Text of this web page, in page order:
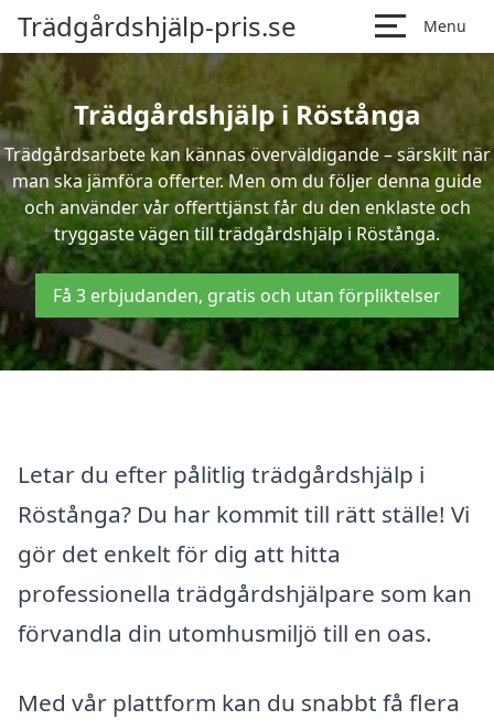
Trädgårdshjälp-pris.se Menu
Trädgårdshjälp i Röstånga
Trädgårdsarbete kan kännas överväldigande – särskilt när
man ska jämföra offerter. Men om du följer denna guide
och använder vår offerttjänst får du den enklaste och
tryggaste vägen till trädgårdshjälp i Röstånga.
Få 3 erbjudanden, gratis och utan förpliktelser
Letar du efter pålitlig trädgårdshjälp i
Röstånga? Du har kommit till rätt ställe! Vi
gör det enkelt för dig att hitta
professionella trädgårdshjälpare som kan
förvandla din utomhusmiljö till en oas.
Med vår plattform kan du snabbt få flera